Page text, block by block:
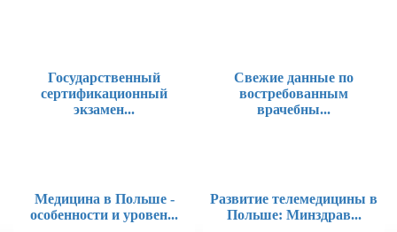
Государственный
сертификационный
экзамен...
Свежие данные по
востребованным
врачебны...
Медицина в Польше -
особенности и уровен...
Развитие телемедицины в
Польше: Минздрав...